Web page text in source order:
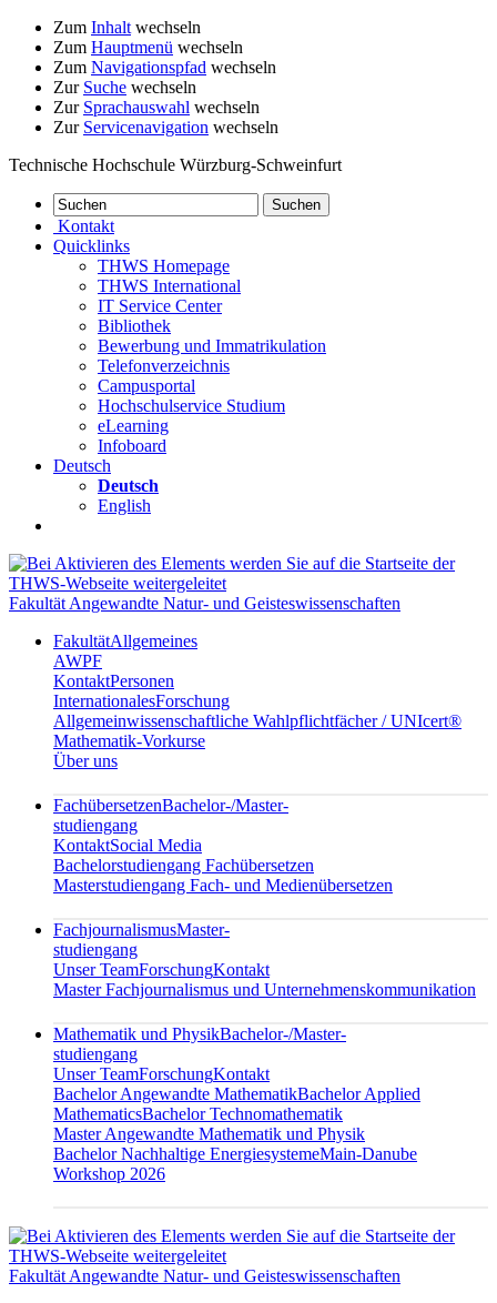
Zum Inhalt wechseln
Zum Hauptmenü wechseln
Zum Navigationspfad wechseln
Zur Suche wechseln
Zur Sprachauswahl wechseln
Zur Servicenavigation wechseln
Technische Hochschule Würzburg-Schweinfurt
Kontakt
Quicklinks
THWS Homepage
THWS International
IT Service Center
Bibliothek
Bewerbung und Immatrikulation
Telefonverzeichnis
Campusportal
Hochschulservice Studium
eLearning
Infoboard
Deutsch
Deutsch
English
Fakultät Angewandte Natur- und Geisteswissenschaften
FakultätAllgemeines
AWPF
KontaktPersonen
InternationalesForschung
Allgemeinwissenschaftliche Wahlpflichtfächer / UNIcert®
Mathematik-Vorkurse
Über uns
FachübersetzenBachelor-/Master-
studiengang
KontaktSocial Media
Bachelorstudiengang Fachübersetzen
Masterstudiengang Fach- und Medienübersetzen
FachjournalismusMaster-
studiengang
Unser TeamForschungKontakt
Master Fachjournalismus und Unternehmenskommunikation
Mathematik und PhysikBachelor-/Master-
studiengang
Unser TeamForschungKontakt
Bachelor Angewandte MathematikBachelor Applied
MathematicsBachelor Technomathematik
Master Angewandte Mathematik und Physik
Bachelor Nachhaltige EnergiesystemeMain-Danube
Workshop 2026
Fakultät Angewandte Natur- und Geisteswissenschaften